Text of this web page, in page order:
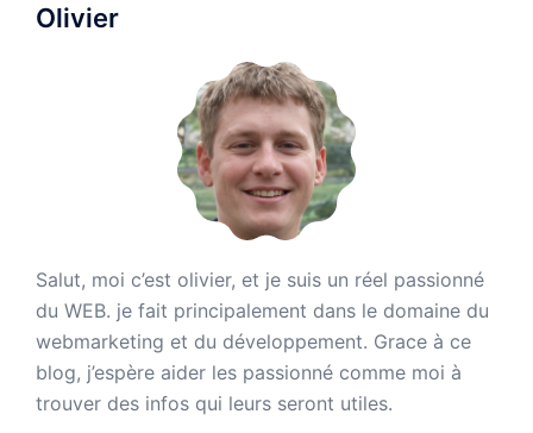
Olivier
Salut, moi c’est olivier, et je suis un réel passionné
du WEB. je fait principalement dans le domaine du
webmarketing et du développement. Grace à ce
blog, j’espère aider les passionné comme moi à
trouver des infos qui leurs seront utiles.